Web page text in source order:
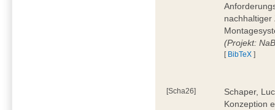
nachhaltiger
(Projekt:
[ BibTeX ]
[Scha26]
Schaper,
Konzeption